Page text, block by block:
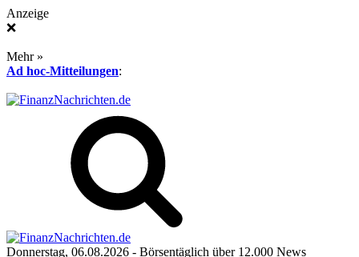
Anzeige
❌
Mehr »
Ad hoc-Mitteilungen:
Donnerstag, 06.08.2026 - Börsentäglich über 12.000 News